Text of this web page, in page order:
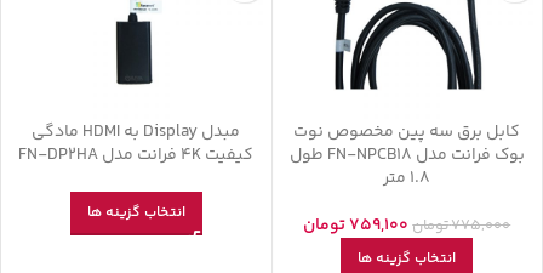
کابل برق سه پین مخصوص نوت
بوک فرانت مدل FN-NPCB18 طول
1.8 متر
775,000تومان 759,100تومان
انتخاب گزینه ها
مبدل Display به HDMI مادگی
کیفیت 4K فرانت مدل FN-DP2HA
انتخاب گزینه ها